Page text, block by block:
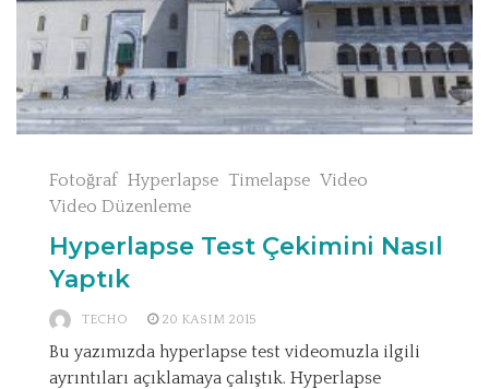
Fotoğraf Hyperlapse Timelapse Video
Video Düzenleme
Hyperlapse Test Çekimini Nasıl
Yaptık
TECHO 20 KASIM 2015
Bu yazımızda hyperlapse test videomuzla ilgili
ayrıntıları açıklamaya çalıştık. Hyperlapse